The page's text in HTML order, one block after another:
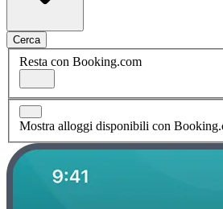
Cerca
Resta con Booking.com
Mostra alloggi disponibili con